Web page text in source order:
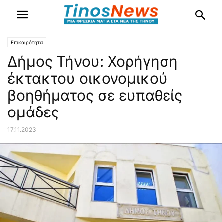
Επικαιρότητα
Δήμος Τήνου: Χορήγηση
έκτακτου οικονομικού
βοηθήματος σε ευπαθείς
ομάδες
17.11.2023